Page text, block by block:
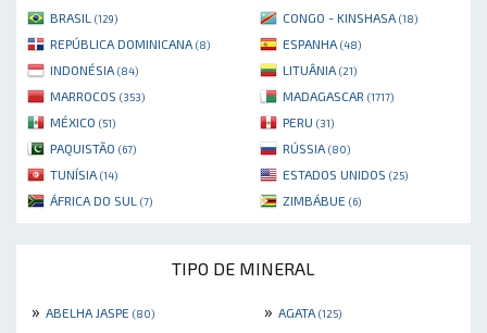
BRASIL (129) CONGO - KINSHASA (18)
REPÚBLICA DOMINICANA (8) ESPANHA (48)
INDONÉSIA (84) LITUÂNIA (21)
MARROCOS (353) MADAGASCAR (1717)
MÉXICO (51) PERU (31)
PAQUISTÃO (67) RÚSSIA (80)
TUNÍSIA (14) ESTADOS UNIDOS (25)
ÁFRICA DO SUL (7) ZIMBÁBUE (6)
TIPO DE MINERAL
» ABELHA JASPE (80) » AGATA (125)